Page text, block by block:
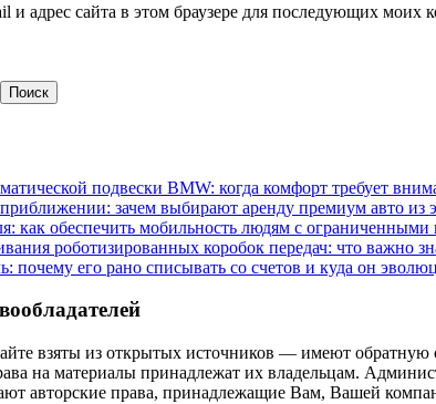
и адрес сайта в этом браузере для последующих моих
подвески BMW: когда комфорт требует
зачем выбирают аренду премиум авто из
как обеспечить мобильность людям с
роботизированных коробок передач: что важно
почему его рано списывать со счетов и куда он
взяты из открытых источников — имеют обратную
на материалы принадлежат их владельцам.
авторские права, принадлежащие Вам, Вашей